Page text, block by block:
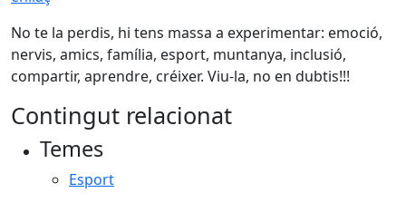
No te la perdis, hi tens massa a experimentar: emoció,
nervis, amics, família, esport, muntanya, inclusió,
compartir, aprendre, créixer. Viu-la, no en dubtis!!!
Contingut relacionat
Temes
Esport